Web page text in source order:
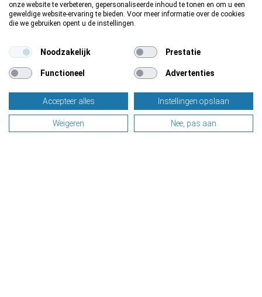
onze website te verbeteren, gepersonaliseerde inhoud te tonen en om u een
geweldige website-ervaring te bieden. Voor meer informatie over de cookies
die we gebruiken opent u de instellingen.
Noodzakelijk Prestatie
Functioneel Advertenties
Accepteer alles Instellingen opslaan
Weigeren Nee, pas aan